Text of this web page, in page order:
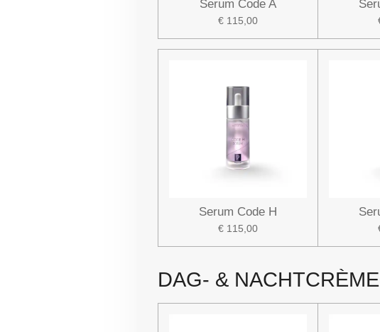
Serum Code A
€ 115,00
Serum Code H
€ 115,00
DAG- &